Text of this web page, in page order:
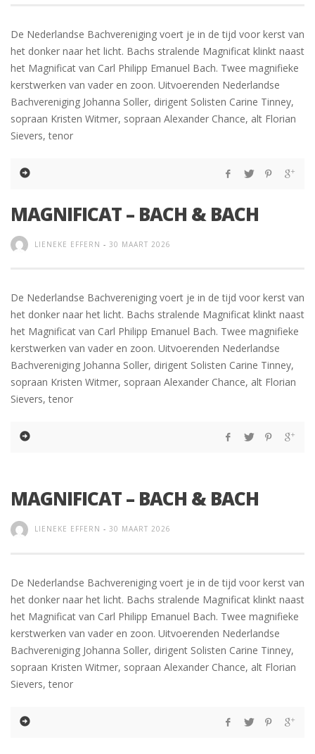
De Nederlandse Bachvereniging voert je in de tijd voor kerst van
het donker naar het licht. Bachs stralende Magnificat klinkt naast
het Magnificat van Carl Philipp Emanuel Bach. Twee magnifieke
kerstwerken van vader en zoon. Uitvoerenden Nederlandse
Bachvereniging Johanna Soller, dirigent Solisten Carine Tinney,
sopraan Kristen Witmer, sopraan Alexander Chance, alt Florian
Sievers, tenor
MAGNIFICAT – BACH & BACH
LIENEKE EFFERN - 30 MAART 2026
De Nederlandse Bachvereniging voert je in de tijd voor kerst van
het donker naar het licht. Bachs stralende Magnificat klinkt naast
het Magnificat van Carl Philipp Emanuel Bach. Twee magnifieke
kerstwerken van vader en zoon. Uitvoerenden Nederlandse
Bachvereniging Johanna Soller, dirigent Solisten Carine Tinney,
sopraan Kristen Witmer, sopraan Alexander Chance, alt Florian
Sievers, tenor
MAGNIFICAT – BACH & BACH
LIENEKE EFFERN - 30 MAART 2026
De Nederlandse Bachvereniging voert je in de tijd voor kerst van
het donker naar het licht. Bachs stralende Magnificat klinkt naast
het Magnificat van Carl Philipp Emanuel Bach. Twee magnifieke
kerstwerken van vader en zoon. Uitvoerenden Nederlandse
Bachvereniging Johanna Soller, dirigent Solisten Carine Tinney,
sopraan Kristen Witmer, sopraan Alexander Chance, alt Florian
Sievers, tenor